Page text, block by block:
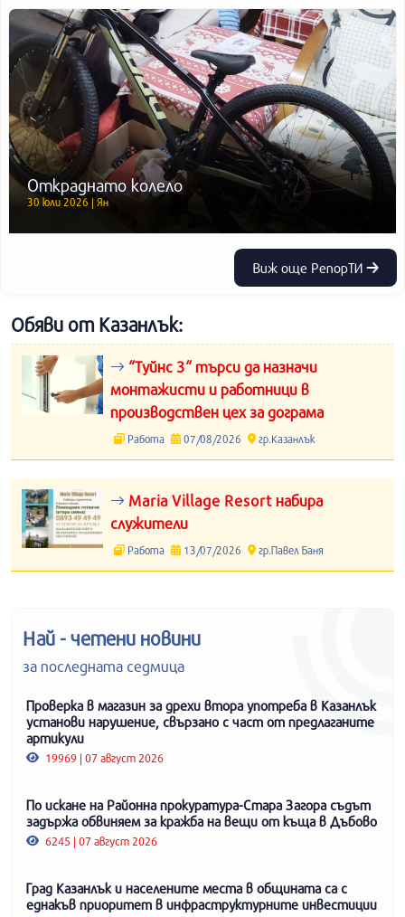
Откраднато колело
30 юли 2026 | Ян
Виж още РепорТИ
Обяви от Казанлък:
“Туйнс 3“ търси да назначи
монтажисти и работници в
производствен цех за дограма
Работа 07/08/2026 гр.Казанлък
Maria Village Resort набира
служители
Работа 13/07/2026 гр.Павел Баня
Най - четени новини
за последната седмица
Проверка в магазин за дрехи втора употреба в Казанлък
установи нарушение, свързано с част от предлаганите
артикули
19969 | 07 август 2026
По искане на Районна прокуратура-Стара Загора съдът
задържа обвиняем за кражба на вещи от къща в Дъбово
6245 | 07 август 2026
Град Казанлък и населените места в общината са с
еднакъв приоритет в инфраструктурните инвестиции